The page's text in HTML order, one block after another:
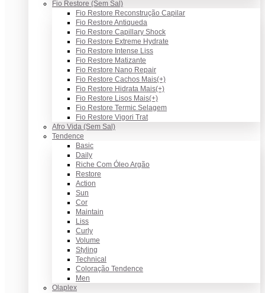
Fio Restore (Sem Sal)
Fio Restore Reconstrução Capilar
Fio Restore Antiqueda
Fio Restore Capillary Shock
Fio Restore Extreme Hydrate
Fio Restore Intense Liss
Fio Restore Matizante
Fio Restore Nano Repair
Fio Restore Cachos Mais(+)
Fio Restore Hidrata Mais(+)
Fio Restore Lisos Mais(+)
Fio Restore Termic Selagem
Fio Restore Vigori Trat
Afro Vida (Sem Sal)
Tendence
Basic
Daily
Riche Com Óleo Argão
Restore
Action
Sun
Cor
Maintain
Liss
Curly
Volume
Styling
Technical
Coloração Tendence
Men
Olaplex